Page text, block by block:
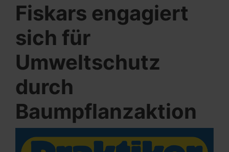
Fiskars engagiert
sich für
Umweltschutz
durch
Baumpflanzaktion